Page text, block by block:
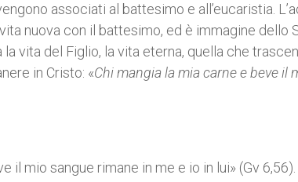
associati al battesimo e all’eucaristia.
nuova con il battesimo, ed è immagine dello
la vita del Figlio, la vita eterna, quella che
in Cristo: «Chi mangia la mia carne e beve il
il mio sangue rimane in me e io in lui» (Gv 6,56).